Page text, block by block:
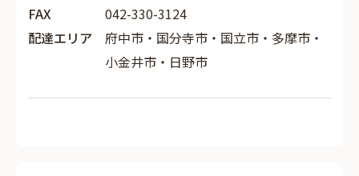
FAX
042-330-3124
配達エリア
府中市・国分寺市・国立市・多摩市・
小金井市・日野市